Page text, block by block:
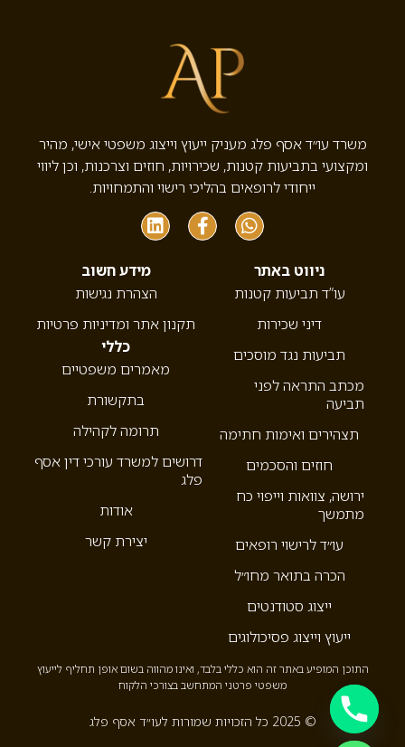
משרד עו״ד אסף פלג מעניק ייעוץ וייצוג משפטי אישי, מהיר
ומקצועי בתביעות קטנות, שכירויות, חוזים וצרכנות, וכן ליווי
ייחודי לרופאים בהליכי רישוי והתמחויות.
ניווט באתר
עו”ד תביעות קטנות
דיני שכירות
תביעות נגד מוסכים
מכתב התראה לפני
תביעה
תצהירים ואימות חתימה
חוזים והסכמים
ירושה, צוואות וייפוי כח
מתמשך
עו״ד לרישוי רופאים
הכרה בתואר מחו״ל
ייצוג סטודנטים
ייעוץ וייצוג פסיכולוגים
מידע חשוב
הצהרת נגישות
תקנון אתר ומדיניות פרטיות
כללי
מאמרים משפטיים
בתקשורת
תרומה לקהילה
דרושים למשרד עורכי דין אסף
פלג
אודות
יצירת קשר
התוכן המופיע באתר זה הוא כללי בלבד, ואינו מהווה בשום אופן תחליף לייעוץ
משפטי פרטני המתחשב בצורכי הלקוח
© 2025 כל הזכויות שמורות לעו״ד אסף פלג